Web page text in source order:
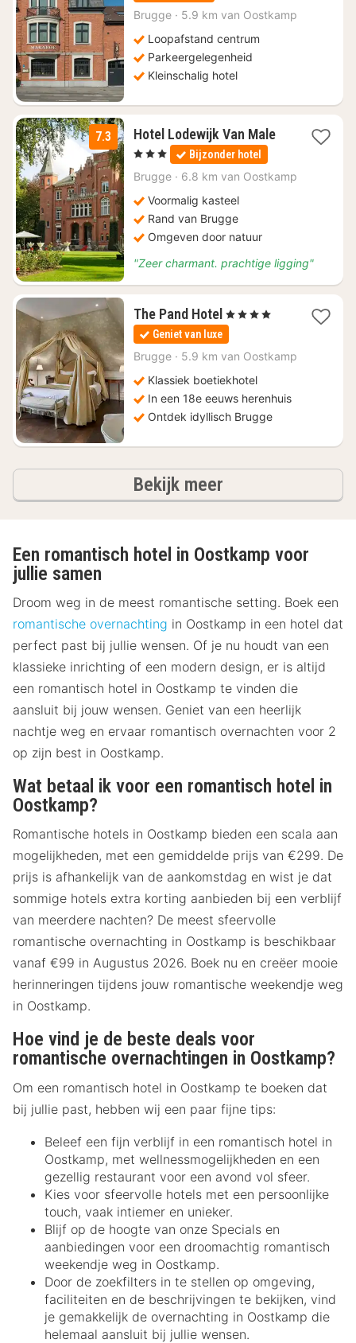
€
Brugge · 5.9 km van Oostkamp
Loopafstand centrum
Parkeergelegenheid
Kleinschalig hotel
7.3 Hotel Lodewijk Van Male1
€
, 3 Sterren Bijzonder hotel
Brugge · 6.8 km van Oostkamp
Voormalig kasteel
Rand van Brugge
Omgeven door natuur
"Zeer charmant. prachtige ligging"
The Pand Hotel 1
nacht
vanaf
€
, 4 Sterren
Geniet van luxe
Brugge · 5.9 km van Oostkamp
Klassiek boetiekhotel
In een 18e eeuws herenhuis
Ontdek idyllisch Brugge
Bekijk meerhotels
Een romantisch hotel in Oostkamp voor
jullie samen
Droom weg in de meest romantische setting. Boek een
romantische overnachting in Oostkamp in een hotel dat
perfect past bij jullie wensen. Of je nu houdt van een
klassieke inrichting of een modern design, er is altijd
een romantisch hotel in Oostkamp te vinden die
aansluit bij jouw wensen. Geniet van een heerlijk
nachtje weg en ervaar romantisch overnachten voor 2
op zijn best in Oostkamp.
Wat betaal ik voor een romantisch hotel in
Oostkamp?
Romantische hotels in Oostkamp bieden een scala aan
mogelijkheden, met een gemiddelde prijs van €299. De
prijs is afhankelijk van de aankomstdag en wist je dat
sommige hotels extra korting aanbieden bij een verblijf
van meerdere nachten? De meest sfeervolle
romantische overnachting in Oostkamp is beschikbaar
vanaf €99 in Augustus 2026. Boek nu en creëer mooie
herinneringen tijdens jouw romantische weekendje weg
in Oostkamp.
Hoe vind je de beste deals voor
romantische overnachtingen in Oostkamp?
Om een romantisch hotel in Oostkamp te boeken dat
bij jullie past, hebben wij een paar fijne tips:
Beleef een fijn verblijf in een romantisch hotel in
Oostkamp, met wellnessmogelijkheden en een
gezellig restaurant voor een avond vol sfeer.
Kies voor sfeervolle hotels met een persoonlijke
touch, vaak intiemer en unieker.
Blijf op de hoogte van onze Specials en
aanbiedingen voor een droomachtig romantisch
weekendje weg in Oostkamp.
Door de zoekfilters in te stellen op omgeving,
faciliteiten en de beschrijvingen te bekijken, vind
je gemakkelijk de overnachting in Oostkamp die
helemaal aansluit bij jullie wensen.